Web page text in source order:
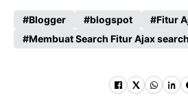
Blogger blogspot
Fitur
Membuat Search Fitur Ajax search